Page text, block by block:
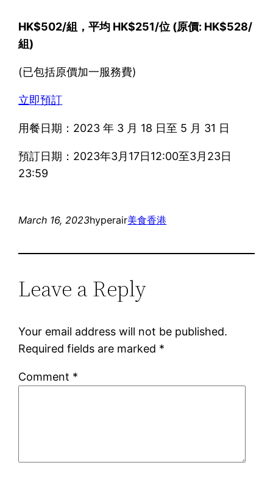
HK$502/組，平均 HK$251/位 (原價: HK$528/
組)
(已包括原價加一服務費)
立即預訂
用餐日期：2023 年 3 月 18 日至 5 月 31 日
預訂日期：2023年3月17日12:00至3月23日
23:59
March 16, 2023hyperair美食香港
Leave a Reply
Your email address will not be published.
Required fields are marked *
Comment *